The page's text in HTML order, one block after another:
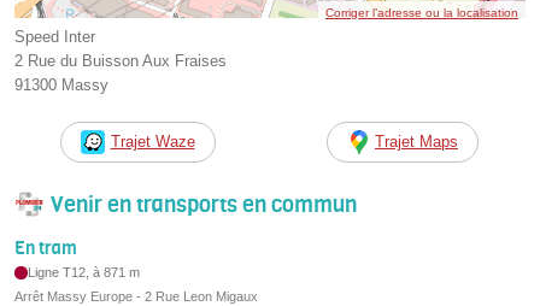
Corriger l’adresse ou la localisation
Speed Inter
2 Rue du Buisson Aux Fraises
91300 Massy
Trajet Waze Trajet Maps
Venir en transports en commun
En tram
Ligne T12, à 871 m
Arrêt Massy Europe - 2 Rue Leon Migaux